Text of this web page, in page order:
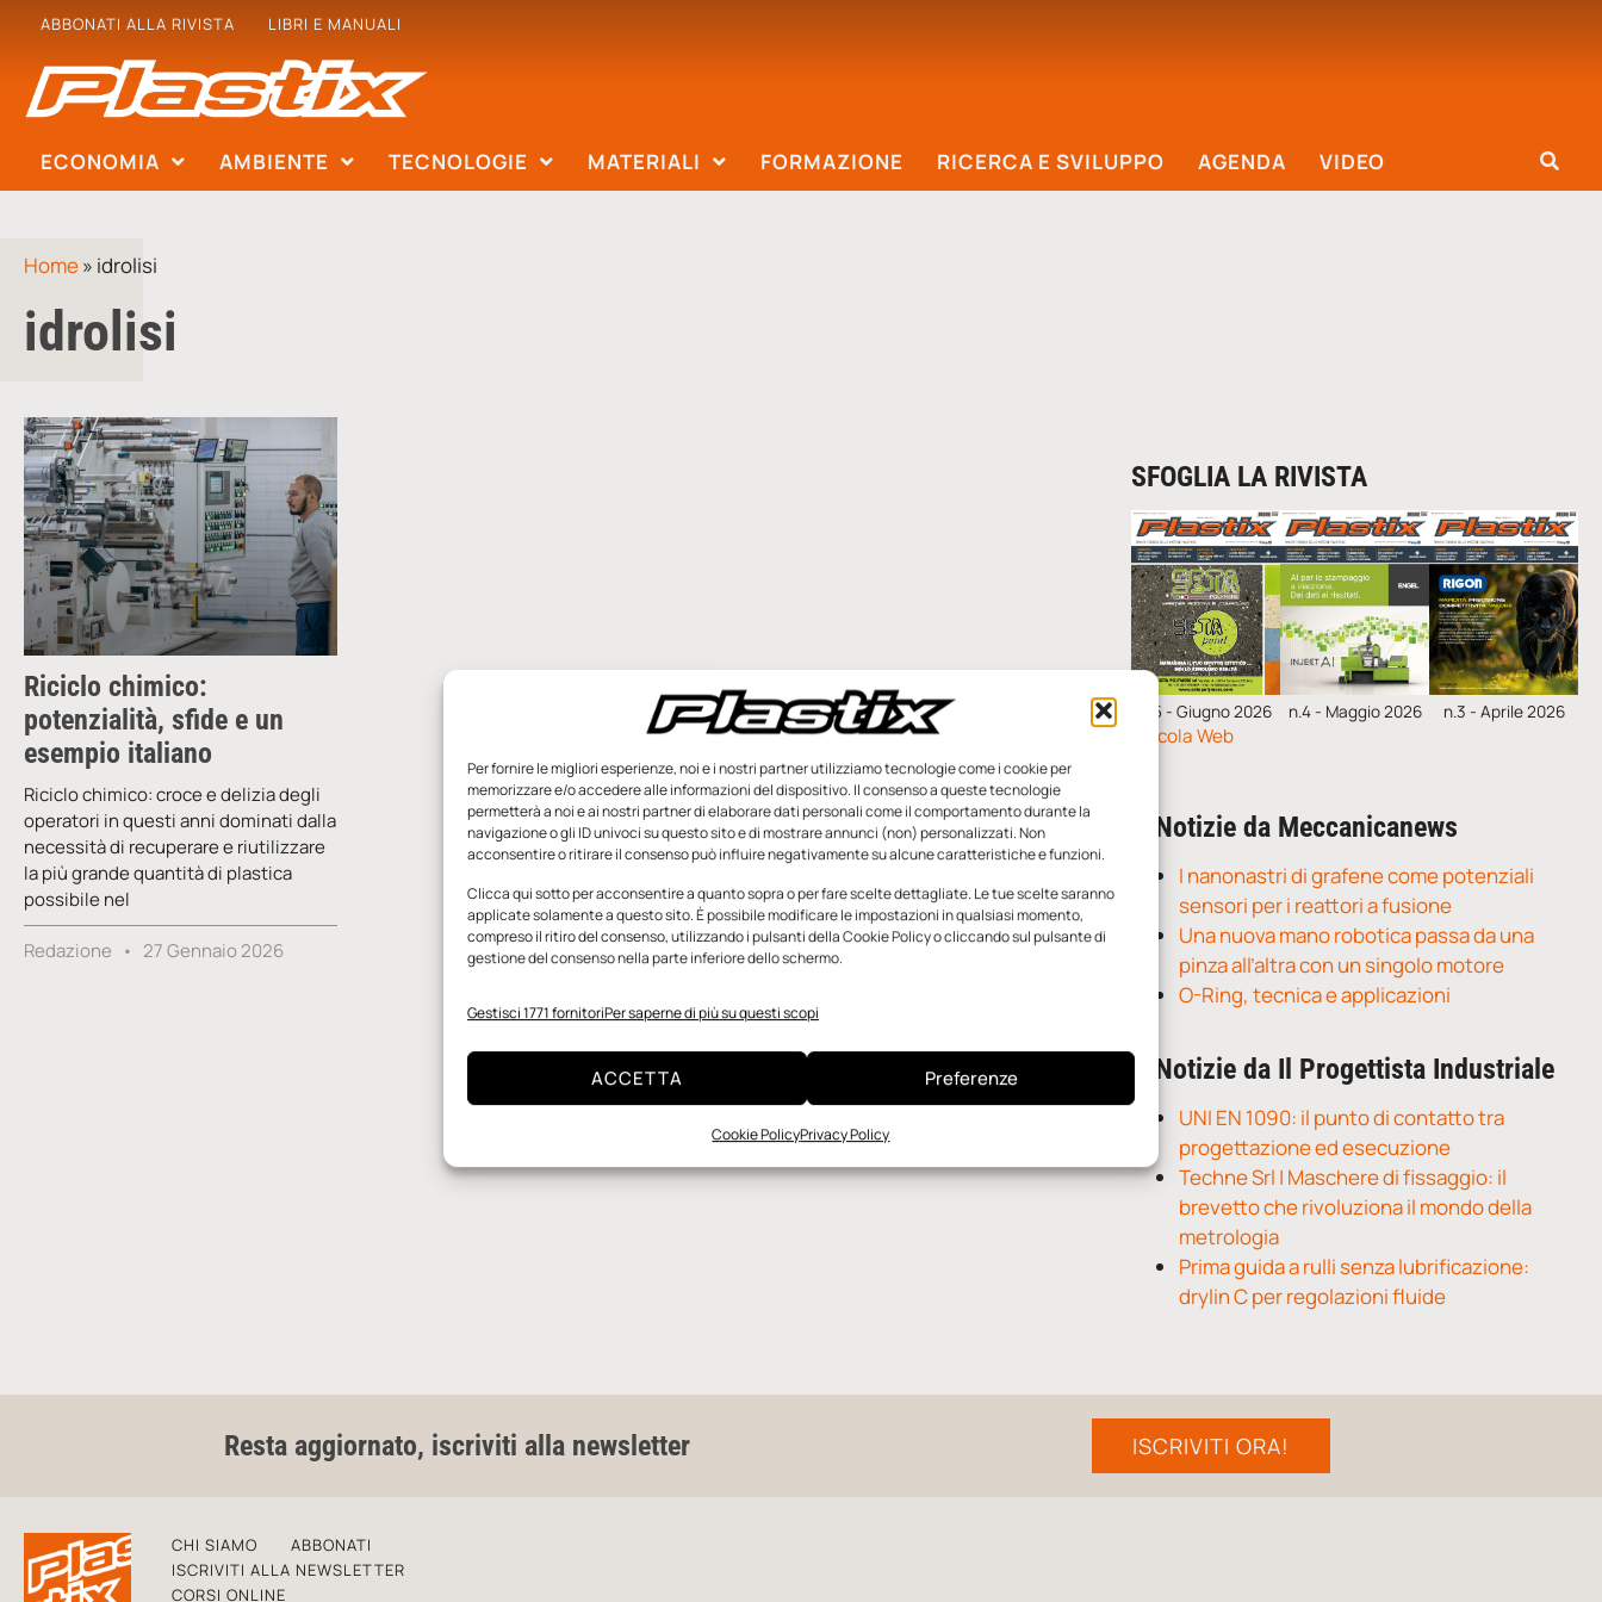
Per fornire le migliori esperienze, noi e i nostri partner utilizziamo tecnologie come i cookie per
memorizzare e/o accedere alle informazioni del dispositivo. Il consenso a queste tecnologie
permetterà a noi e ai nostri partner di elaborare dati personali come il comportamento durante la
navigazione o gli ID univoci su questo sito e di mostrare annunci (non) personalizzati. Non
acconsentire o ritirare il consenso può influire negativamente su alcune caratteristiche e funzioni.
Clicca qui sotto per acconsentire a quanto sopra o per fare scelte dettagliate. Le tue scelte saranno
applicate solamente a questo sito. È possibile modificare le impostazioni in qualsiasi momento,
compreso il ritiro del consenso, utilizzando i pulsanti della Cookie Policy o cliccando sul pulsante di
gestione del consenso nella parte inferiore dello schermo.
Gestisci 1771 fornitoriPer saperne di più su questi scopi
ACCETTA Preferenze
Cookie PolicyPrivacy Policy
ABBONATI ALLA RIVISTA LIBRI E MANUALI
ECONOMIA AMBIENTE TECNOLOGIE MATERIALI FORMAZIONE RICERCA E SVILUPPO AGENDA VIDEO
Home» idrolisi
idrolisi
Riciclo chimico:
potenzialità, sfide e un
esempio italiano
Riciclo chimico: croce e delizia degli
operatori in questi anni dominati dalla
necessità di recuperare e riutilizzare
la più grande quantità di plastica
possibile nel
Redazione 27 Gennaio 2026
SFOGLIA LA RIVISTA
n.5 - Giugno 2026 n.4 - Maggio 2026 n.3 - Aprile 2026
Edicola Web
Notizie da Meccanicanews
I nanonastri di grafene come potenziali
sensori per i reattori a fusione
Una nuova mano robotica passa da una
pinza all’altra con un singolo motore
O-Ring, tecnica e applicazioni
Notizie da Il Progettista Industriale
UNI EN 1090: il punto di contatto tra
progettazione ed esecuzione
Techne Srl | Maschere di fissaggio: il
brevetto che rivoluziona il mondo della
metrologia
Prima guida a rulli senza lubrificazione:
drylin C per regolazioni fluide
Resta aggiornato, iscriviti alla newsletter ISCRIVITI ORA!
CHI SIAMO
ABBONATI
ISCRIVITI ALLA NEWSLETTER
CORSI ONLINE